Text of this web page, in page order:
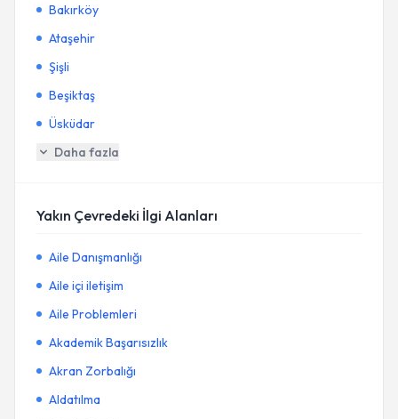
Bakırköy
Ataşehir
Şişli
Beşiktaş
Üsküdar
Daha fazla
Yakın Çevredeki İlgi Alanları
Aile Danışmanlığı
Aile içi iletişim
Aile Problemleri
Akademik Başarısızlık
Akran Zorbalığı
Aldatılma